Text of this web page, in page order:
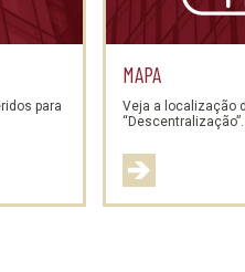
para
MAPA
Veja a localização
“Descentralização”.